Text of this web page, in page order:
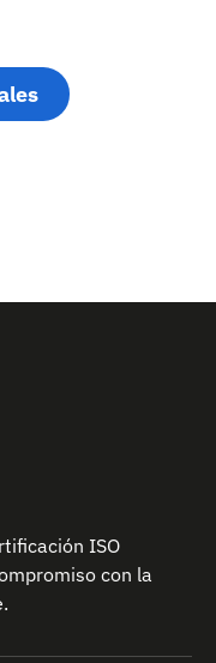
ISO
con la